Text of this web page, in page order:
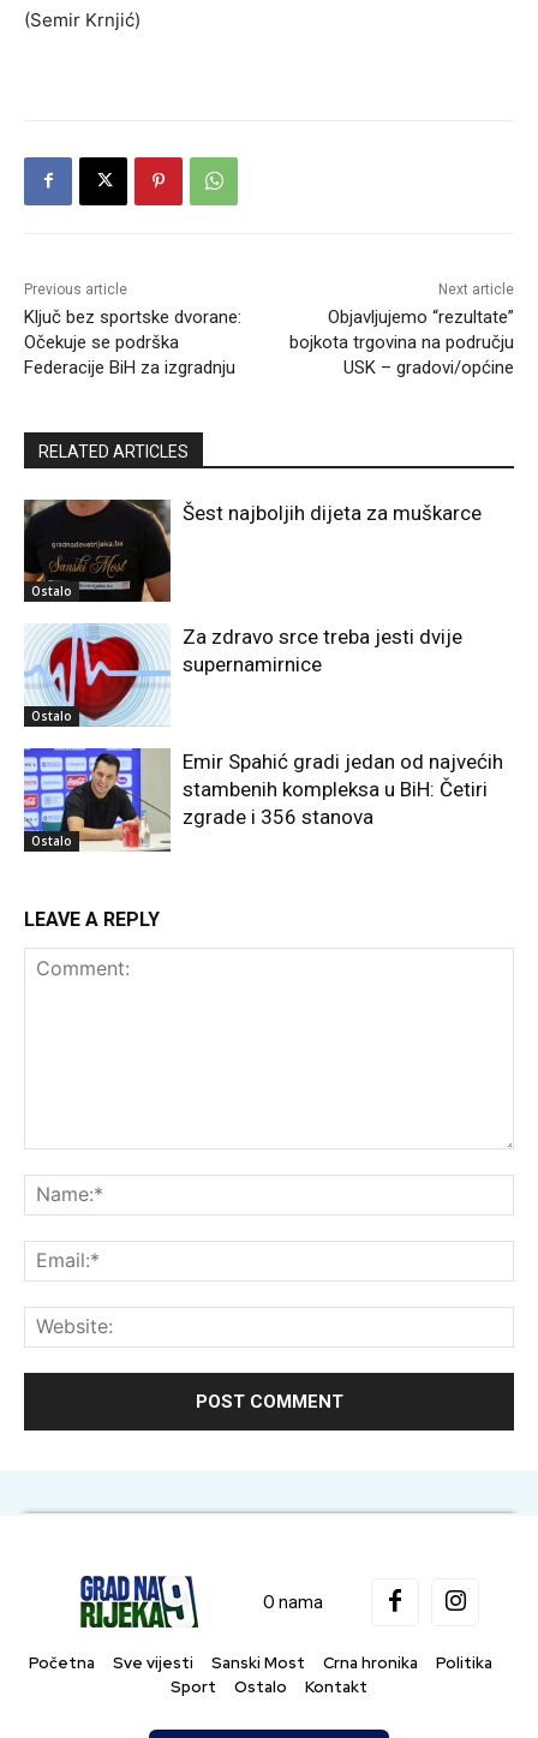
(Semir Krnjić)
Previous article
Ključ bez sportske dvorane:
Očekuje se podrška
Federacije BiH za izgradnju
Next article
Objavljujemo “rezultate”
bojkota trgovina na području
USK – gradovi/općine
RELATED ARTICLES
Ostalo
Šest najboljih dijeta za muškarce
Ostalo
Za zdravo srce treba jesti dvije
supernamirnice
Ostalo
Emir Spahić gradi jedan od najvećih
stambenih kompleksa u BiH: Četiri
zgrade i 356 stanova
LEAVE A REPLY
O nama
Početna Sve vijesti Sanski Most Crna hronika
Politika
Sport
Ostalo Kontakt